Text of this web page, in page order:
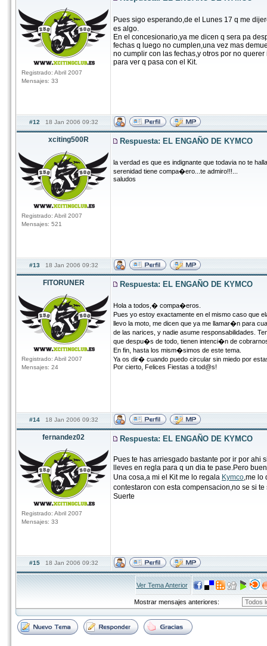
Registrado: Abril 2007
Mensajes: 33
Pues sigo esperando,de el Lunes 17 q me
es algo.
En el concesionario,ya me dicen q sera pa
fechas q luego no cumplen,una vez mas
no cumplir con las fechas,y otros por no
para ver q pasa con el Kit.
#12 18 Jan 2006 09:32
xciting500R
Registrado: Abril 2007
Mensajes: 521
Respuesta: EL ENGAÑO DE KYMCO
la verdad es que es indignante que todavia no te
serenidad tiene compa�ero...te admiro!!!...
saludos
#13 18 Jan 2006 09:32
FITORUNER
Registrado: Abril 2007
Mensajes: 24
Respuesta: EL ENGAÑO DE KYMCO
Hola a todos,� compa�eros.
Pues yo estoy exactamente en el mismo caso que
llevo la moto, me dicen que ya me llamar�n para
de las narices, y nadie asume responsabilidades.
que despu�s de todo, tienen intenci�n de
En fin, hasta los mism�simos de este tema.
Ya os dir� cuando puedo circular sin miedo por
Por cierto, Felices Fiestas a tod@s!
#14 18 Jan 2006 09:32
fernandez02
Registrado: Abril 2007
Mensajes: 33
Respuesta: EL ENGAÑO DE KYMCO
Pues te has arriesgado bastante por ir por ahi
lleves en regla para q un dia te pase.Pero
Una cosa,a mi el Kit me lo regala Kymco,me lo
contestaron con esta compensacion,no se si
Suerte
#15 18 Jan 2006 09:32
Ver Tema Anterior
Mostrar mensajes anteriores: